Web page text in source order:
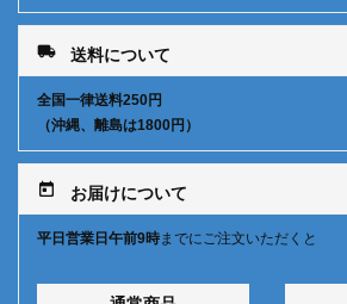
local_shipping 送料について
全国一律送料250円
（沖縄、離島は1800円）
today お届けについて
平日営業日午前9時までにご注文いただくと